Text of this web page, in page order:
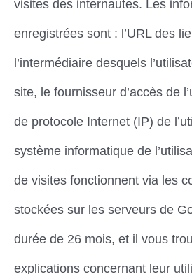
visites des internautes. Les
enregistrées sont : l’URL des
l’intermédiaire desquels
site, le fournisseur d’accès de
de protocole Internet (IP) de
système informatique de
de visites fonctionnent via les
stockées sur les serveurs de
durée de 26 mois, et il vous
explications concernant leur